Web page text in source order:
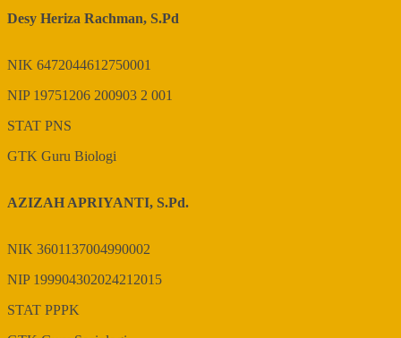
Desy Heriza Rachman, S.Pd
NIK 6472044612750001
NIP 19751206 200903 2 001
STAT PNS
GTK Guru Biologi
AZIZAH APRIYANTI, S.Pd.
NIK 3601137004990002
NIP 199904302024212015
STAT PPPK